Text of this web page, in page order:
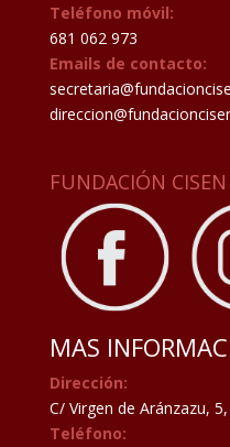
Teléfono móvil:
681 062 973
Emails de contacto:
FUNDACIÓN CISEN
MAS
Dirección:
C/ Virgen de Aránzazu,
Teléfono: